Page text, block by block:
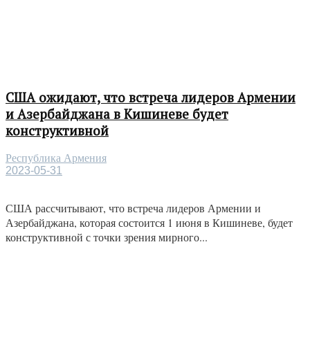
США ожидают, что встреча лидеров Армении
и Азербайджана в Кишиневе будет
конструктивной
Республика Армения
2023-05-31
США рассчитывают, что встреча лидеров Армении и
Азербайджана, которая состоится 1 июня в Кишиневе, будет
конструктивной с точки зрения мирного...